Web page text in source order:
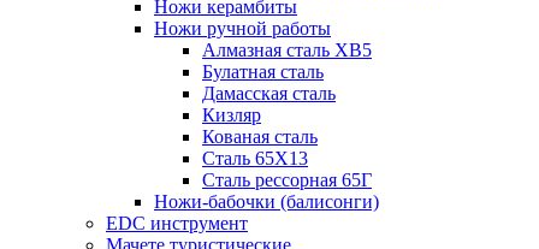
Ножи керамбиты
Ножи ручной работы
Алмазная сталь ХВ5
Булатная сталь
Дамасская сталь
Кизляр
Кованая сталь
Сталь 65Х13
Сталь рессорная 65Г
Ножи-бабочки (балисонги)
EDC инструмент
Мачете туристические